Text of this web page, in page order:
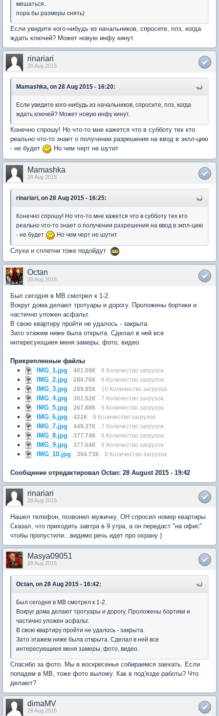
мешаться..
пора бы размеры снять)
Если увидите кого-нибудь из начальников, спросите, плз, когда
ждать ключей? Может новую инфу кинут.
rinariari
28 Aug 2015
Mamashka, on 28 Aug 2015 - 16:20:
Если увидите кого-нибудь из начальников, спросите, плз, когда
ждать ключей? Может новую инфу кинут.
Конечно спрошу! Но что-то мне кажется что в субботу тех кто
реально что-то знает о получении разрешения на ввод в экпл-цию
- не будет
Но чем черт не шутит
Mamashka
28 Aug 2015
rinariari, on 28 Aug 2015 - 16:25:
Конечно спрошу! Но что-то мне кажется что в субботу тех кто
реально что-то знает о получении разрешения на ввод в экпл-цию
- не будет
Но чем черт не шутит
Слухи и сплетни тоже подойдут
Octan
28 Aug 2015
Был сегодня в МВ смотрел к 1-2.
Вокруг дома делают тротуары и дорогу. Проложены бортики и
частично уложен асфальт.
В свою квартиру пройти не удалось - закрыта.
Зато этажем ниже была открыта. Сделал в ней все
интересующиея меня замеры, фото, видео.
Прикрепленные файлы
IMG_1.jpg
401.09К 8 Количество загрузок:
IMG_2.jpg 280.76К 8 Количество загрузок:
IMG_3.jpg 289.85К 10 Количество загрузок:
IMG_4.jpg 301.52К 7 Количество загрузок:
IMG_5.jpg 267.68К 8 Количество загрузок:
IMG_6.jpg 422К 8 Количество загрузок:
IMG_7.jpg 449.37К 7 Количество загрузок:
IMG_8.jpg 377.74К 8 Количество загрузок:
IMG_9.jpg 377.64К 8 Количество загрузок:
IMG_10.jpg 394.73К 8 Количество загрузок:
Сообщение отредактировал Octan: 28 August 2015 - 19:42
rinariari
28 Aug 2015
Нашел телефон, позвонил мужичку. ОН спросил номер квартиры.
Сказал, что приходить завтра в 9 утра, а он передаст "на офис"
чтобы пропустили...видимо речь идет про охрану )
Masya09051
28 Aug 2015
Octan, on 28 Aug 2015 - 16:42:
Был сегодня в МВ смотрел к 1-2.
Вокруг дома делают тротуары и дорогу. Проложены бортики и
частично уложен асфальт.
В свою квартиру пройти не удалось - закрыта.
Зато этажем ниже была открыта. Сделал в ней все
интересующиея меня замеры, фото, видео.
Спасибо за фото. Мы в воскресенье собираемся заехать. Если
попадем в МВ, тоже фото выложу. Как в под'езде работы? Что
делают?
dimaMV
28 Aug 2015